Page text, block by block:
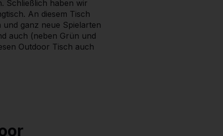
Schließlich haben wir
An diesem Tisch
und ganz neue Spielarten
auch (neben Grün und
Outdoor Tisch auch